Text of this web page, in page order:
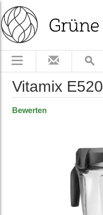
Vitamix E520
Bewerten